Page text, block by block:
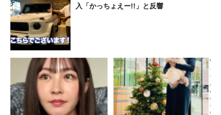
入「かっちょえー!!」と反響